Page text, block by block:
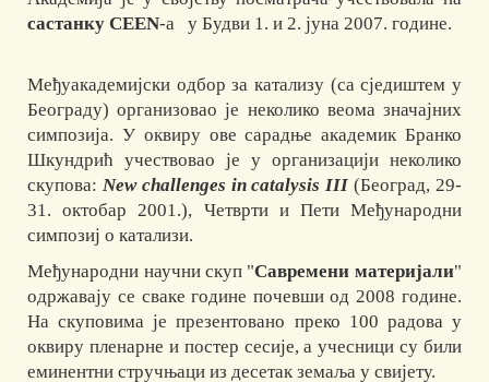
састанку CEEN-a у Будви 1. и 2. јуна 2007. године.
Међуакадемијски одбор за катализу (са сједиштем у
Београду) организовао је неколико веома значајних
симпозија. У оквиру ове сарадње академик Бранко
Шкундрић учествовао је у организацији неколико
скупова: New challenges in catalysis III (Београд, 29-
31. октобар 2001.), Четврти и Пети Међународни
симпозиј о катализи.
Међународни научни скуп "Савремени материјали"
одржавају се сваке године почевши од 2008 године.
На скуповима је презентовано преко 100 радова у
оквиру пленарне и постер сесије, а учесници су били
еминентни стручњаци из десетак земаља у свијету.